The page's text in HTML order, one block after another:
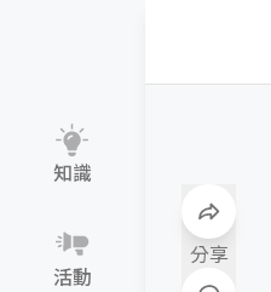
知識
活動
分享